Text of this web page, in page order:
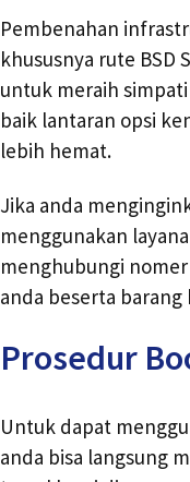
Pembenahan
khususnya rute
untuk meraih
baik lantaran opsi
lebih hemat.
Jika anda
menggunakan
menghubungi
anda beserta barang
Prosedur
Untuk dapat
anda bisa langsung